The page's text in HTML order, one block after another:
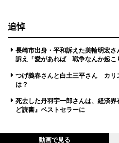
追悼
長崎市出身・平和訴えた美輪明宏
訴え「愛があれば 戦争なんか起こ
つげ義春さんと白土三平さん カリ
は？
死去した丹羽宇一郎さんは、経済
ど読書』ベストセラーに
動画で見る